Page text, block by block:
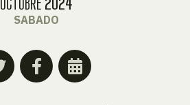
SABADO